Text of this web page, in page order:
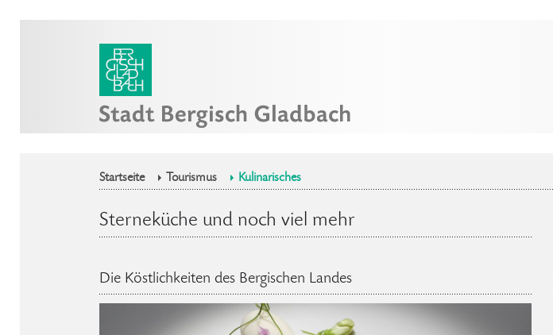
Startseite Tourismus Kulinarisches
Sterneküche und noch viel mehr
Die Köstlichkeiten des Bergischen Landes